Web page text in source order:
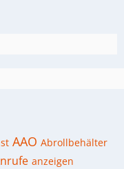
AAO Abrollbehälter
anzeigen